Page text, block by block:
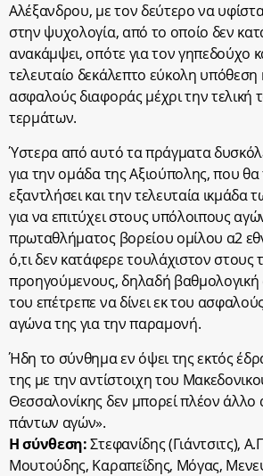
Αλέξανδρου, με τον δεύτερο να
στην ψυχολογία, από το οποίο δεν
ανακάμψει, οπότε για τον γηπεδούχο
τελευταίο δεκάλεπτο εύκολη
ασφαλούς διαφοράς μέχρι την τελική
τερμάτων.
Ύστερα από αυτό τα πράγματα
για την ομάδα της Αξιούπολης, που
εξαντλήσει και την τελευταία ικμάδα
για να επιτύχει στους υπόλοιπους
πρωταθλήματος βορείου ομίλου α2
ό,τι δεν κατάφερε τουλάχιστον στους
προηγούμενους, δηλαδή
του επέτρεπε να δίνει εκ του
αγώνα της για την παραμονή.
Ήδη το σύνθημα εν όψει της εκτός
της με την αντίστοιχη του
Θεσσαλονίκης δεν μπορεί πλέον
πάντων αγών».
Η σύνθεση:Στεφανίδης (Γιάντσιτς),
Μουτούδης, Καραπεΐδης, Μόγας,